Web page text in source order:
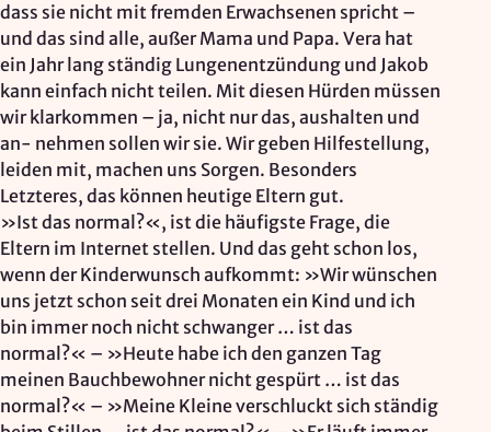
dass sie nicht mit fremden Erwachsenen spricht –
und das sind alle, außer Mama und Papa. Vera hat
ein Jahr lang ständig Lungenentzündung und Jakob
kann einfach nicht teilen. Mit diesen Hürden müssen
wir klarkommen – ja, nicht nur das, aushalten und
an- nehmen sollen wir sie. Wir geben Hilfestellung,
leiden mit, machen uns Sorgen. Besonders
Letzteres, das können heutige Eltern gut.
»Ist das normal?«, ist die häufigste Frage, die
Eltern im Internet stellen. Und das geht schon los,
wenn der Kinderwunsch aufkommt: »Wir wünschen
uns jetzt schon seit drei Monaten ein Kind und ich
bin immer noch nicht schwanger … ist das
normal?« – »Heute habe ich den ganzen Tag
meinen Bauchbewohner nicht gespürt … ist das
normal?« – »Meine Kleine verschluckt sich ständig